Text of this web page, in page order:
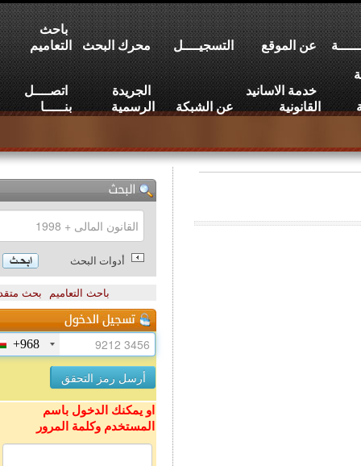
عن الموقع التسجيــــل محرك البحث
باحث
التعاميم
خدمة الاسانيد
القانونية
عن الشبكة
الجريدة
الرسمية
اتصــــل
بنـــــا
أدوات البحث
باحث التعاميم بحث متقدم
+968
او يمكنك الدخول باسم
المستخدم وكلمة المرور